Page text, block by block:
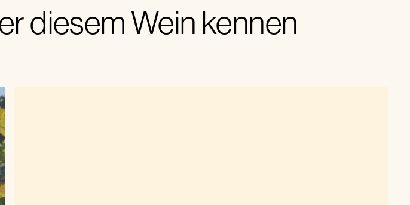
diesem Wein kennen